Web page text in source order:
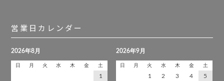
営業日カレンダー